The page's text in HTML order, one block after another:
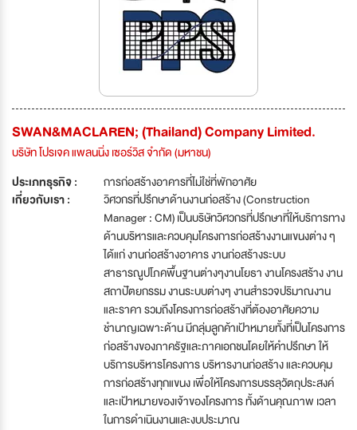
SWAN&MACLAREN; (Thailand) Company Limited.
บริษัท โปรเจค แพลนนิ่ง เซอร์วิส จำกัด (มหาชน)
ประเภทธุรกิจ :
การก่อสร้างอาคารที่ไม่ใช่ที่พักอาศัย
เกี่ยวกับเรา :
วิศวกรที่ปรึกษาด้านงานก่อสร้าง (Construction
Manager : CM) เป็นบริษัทวิศวกรที่ปรึกษาที่ให้บริการทาง
ด้านบริหารและควบคุมโครงการก่อสร้างงานแขนงต่าง ๆ
ได้แก่ งานก่อสร้างอาคาร งานก่อสร้างระบบ
สาธารณูปโภคพื้นฐานต่างๆงานโยธา งานโครงสร้าง งาน
สถาปัตยกรรม งานระบบต่างๆ งานสำรวจปริมาณงาน
และราคา รวมถึงโครงการก่อสร้างที่ต้องอาศัยความ
ชำนาญเฉพาะด้าน มีกลุ่มลูกค้าเป้าหมายทั้งที่เป็นโครงการ
ก่อสร้างของภาครัฐและภาคเอกชนโดยให้คำปรึกษา ให้
บริการบริหารโครงการ บริหารงานก่อสร้าง และควบคุม
การก่อสร้างทุกแขนง เพื่อให้โครงการบรรลุวัตถุประสงค์
และเป้าหมายของเจ้าของโครงการ ทั้งด้านคุณภาพ เวลา
ในการดำเนินงานและงบประมาณ